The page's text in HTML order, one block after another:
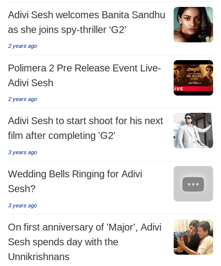
Adivi Sesh welcomes Banita Sandhu
as she joins spy-thriller ‘G2’
2 years ago
Polimera 2 Pre Release Event Live-
Adivi Sesh
2 years ago
Adivi Sesh to start shoot for his next
film after completing 'G2'
3 years ago
Wedding Bells Ringing for Adivi
Sesh?
3 years ago
On first anniversary of 'Major', Adivi
Sesh spends day with the
Unnikrishnans